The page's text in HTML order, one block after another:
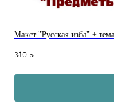
Макет "Русская изба" +
310 р.